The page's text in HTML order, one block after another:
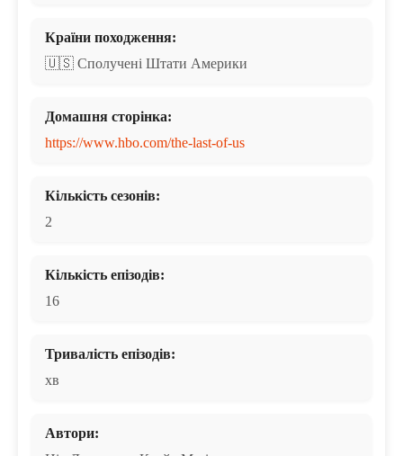
Країни походження:
🇺🇸 Сполучені Штати Америки
Домашня сторінка:
https://www.hbo.com/the-last-of-us
Кількість сезонів:
2
Кількість епізодів:
16
Тривалість епізодів:
хв
Автори: